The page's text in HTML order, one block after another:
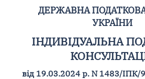
ДЕРЖАВНА
УКРАЇНИ
ІНДИВІДУАЛЬНА
від 19.03.2024 р. N 1483/